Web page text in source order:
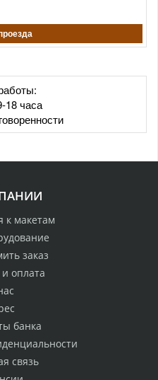
18 часа
к макетам
заказ
оплата
банка
связь